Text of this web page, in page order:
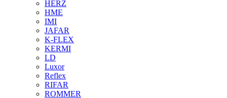
HERZ
HME
IMI
JAFAR
K-FLEX
KERMI
LD
Luxor
Reflex
RIFAR
ROMMER